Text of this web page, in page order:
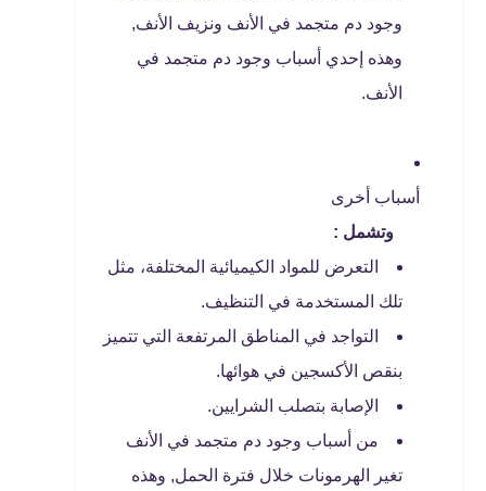
وجود دم متجمد في الأنف ونزيف الأنف,
وهذه إحدي أسباب وجود دم متجمد في
الأنف.
أسباب أخرى
وتشمل :
التعرض للمواد الكيميائية المختلفة، مثل
تلك المستخدمة في التنظيف.
التواجد في المناطق المرتفعة التي تتميز
بنقص الأكسجين في هوائها.
الإصابة بتصلب الشرايين.
من أسباب وجود دم متجمد في الأنف
تغير الهرمونات خلال فترة الحمل, وهذه